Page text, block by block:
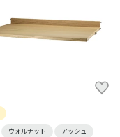
ウォルナット
アッシュ